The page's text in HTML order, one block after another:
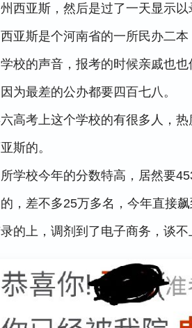
西亚斯，然后是过了一天显示
亚斯是个河南省的一所民办二
校的声音，报考的时候亲戚也
为最差的公办都要四百七八。
高考上这个学校的有很多人，
斯的。
学校今年的分数特高，居然要
，差不多25万多名，今年直接
的上，调剂到了电子商务，谈